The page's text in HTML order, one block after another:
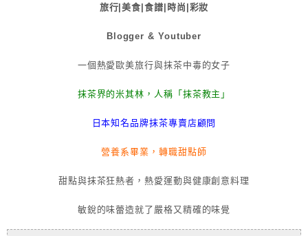
旅行|美食|食譜|時尚|彩妝
Blogger & Youtuber
一個熱愛歐美旅行與抹茶中毒的女子
抹茶界的米其林，人稱「抹茶教主」
日本知名品牌抹茶專賣店顧問
營養系畢業，轉職甜點師
甜點與抹茶狂熱者，熱愛運動與健康創意料理
敏銳的味蕾造就了嚴格又精確的味覺